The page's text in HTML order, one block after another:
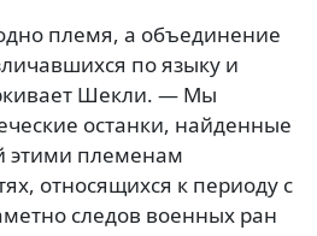
племя, а объединение
по языку и
Шекли. — Мы
останки, найденные
этими племенам
относящихся к периоду с
следов военных ран